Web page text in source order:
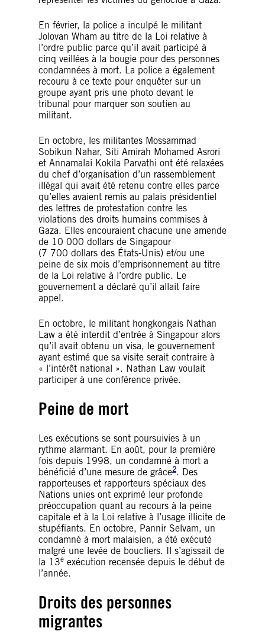
En février, la police a inculpé le militant
Jolovan Wham au titre de la Loi relative à
l’ordre public parce qu’il avait participé à
cinq veillées à la bougie pour des personnes
condamnées à mort. La police a également
recouru à ce texte pour enquêter sur un
groupe ayant pris une photo devant le
tribunal pour marquer son soutien au
militant.
En octobre, les militantes Mossammad
Sobikun Nahar, Siti Amirah Mohamed Asrori
et Annamalai Kokila Parvathi ont été relaxées
du chef d’organisation d’un rassemblement
illégal qui avait été retenu contre elles parce
qu’elles avaient remis au palais présidentiel
des lettres de protestation contre les
violations des droits humains commises à
Gaza. Elles encouraient chacune une amende
de 10 000 dollars de Singapour
(7 700 dollars des États-Unis) et/ou une
peine de six mois d’emprisonnement au titre
de la Loi relative à l’ordre public. Le
gouvernement a déclaré qu’il allait faire
appel.
En octobre, le militant hongkongais Nathan
Law a été interdit d’entrée à Singapour alors
qu’il avait obtenu un visa, le gouvernement
ayant estimé que sa visite serait contraire à
« l’intérêt national ». Nathan Law voulait
participer à une conférence privée.
Peine de mort
Les exécutions se sont poursuivies à un
rythme alarmant. En août, pour la première
fois depuis 1998, un condamné à mort a
bénéficié d’une mesure de grâce2. Des
rapporteuses et rapporteurs spéciaux des
Nations unies ont exprimé leur profonde
préoccupation quant au recours à la peine
capitale et à la Loi relative à l’usage illicite de
stupéfiants. En octobre, Pannir Selvam, un
condamné à mort malaisien, a été exécuté
malgré une levée de boucliers. Il s’agissait de
la 13e exécution recensée depuis le début de
l’année.
Droits des personnes
migrantes